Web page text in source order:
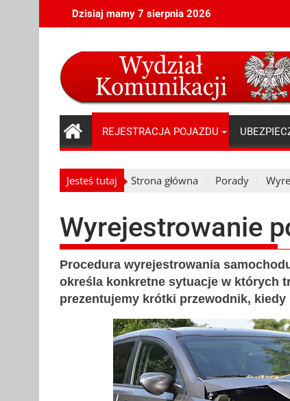
to
Dzisiaj mamy 7 sierpnia 2026
REJESTRACJA POJAZDU
Jesteś tutaj Strona główna Porady
Wyrejestrowanie
Procedura wyrejestrowania
określa konkretne sytuacje w których
prezentujemy krótki przewodnik,